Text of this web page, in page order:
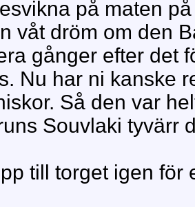
på maten
våt dröm om den
gånger efter det
Nu har ni kanske
Så den var
Souvlaki tyvärr
till torget igen för